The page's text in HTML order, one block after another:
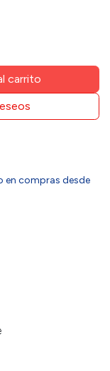
carrito
en compras desde